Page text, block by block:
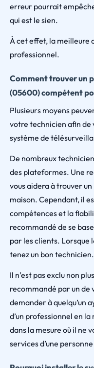
erreur pourrait
qui est le sien.
À cet effet, la meilleure
professionnel.
Comment trouver un
(05600) compétent
Plusieurs moyens
votre technicien afin de
système de
De nombreux
des plateformes. Une
vous aidera à trouver
maison. Cependant, il
compétences et la
recommandé de se
par les clients. Lorsque
tenez un bon technicien.
Il n’est pas exclu non
recommandé par un de
demander à quelqu’un
d’un professionnel en
dans la mesure où il ne
services d’une